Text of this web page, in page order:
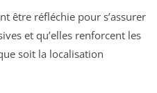
être réfléchie pour s’assurer
et qu’elles renforcent les
soit la localisation